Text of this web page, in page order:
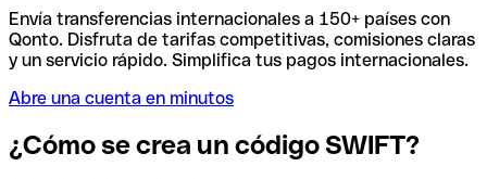
Envía transferencias internacionales a 150+ países con
Qonto. Disfruta de tarifas competitivas, comisiones claras
y un servicio rápido. Simplifica tus pagos internacionales.
Abre una cuenta en minutos
¿Cómo se crea un código SWIFT?